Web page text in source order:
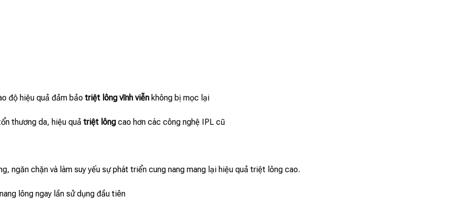
độ hiệu quả đảm bảotriệt lông vĩnh viễn không bị mọc lại
thương da, hiệu quảtriệt lông cao hơn các công nghệ IPL cũ
ngăn chặn và làm suy yếu sự phát triển cung nang mang lại hiệu quả triệt lông cao.
lông ngay lần sử dụng đầu tiên